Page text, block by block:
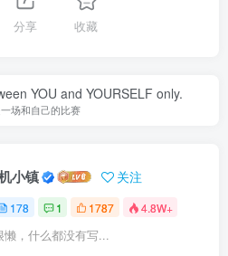
分享 收藏
YOU and YOURSELF only.
场和自己的比赛
小镇 关注
178 1 1787 4.8W+
懒，什么都没有写...